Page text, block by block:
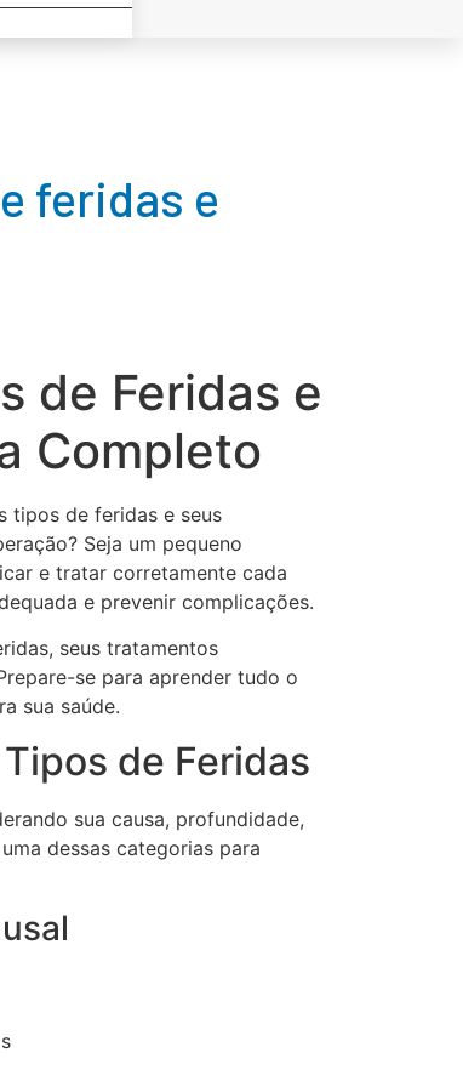
feridas e
de Feridas e
Completo
tipos de feridas e seus
Seja um pequeno
e tratar corretamente cada
e prevenir complicações.
seus tratamentos
se para aprender tudo o
sua saúde.
de Feridas
sua causa, profundidade,
dessas categorias para